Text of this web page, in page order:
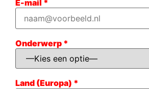
E-mail *
Onderwerp *
Land (Europa) *